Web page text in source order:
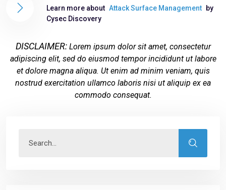
Learn more about Attack Surface Management
by
Cysec Discovery
DISCLAIMER: Lorem ipsum dolor sit amet, consectetur
adipiscing elit, sed do eiusmod tempor incididunt ut labore
et dolore magna aliqua. Ut enim ad minim veniam, quis
nostrud exercitation ullamco laboris nisi ut aliquip ex ea
commodo consequat.